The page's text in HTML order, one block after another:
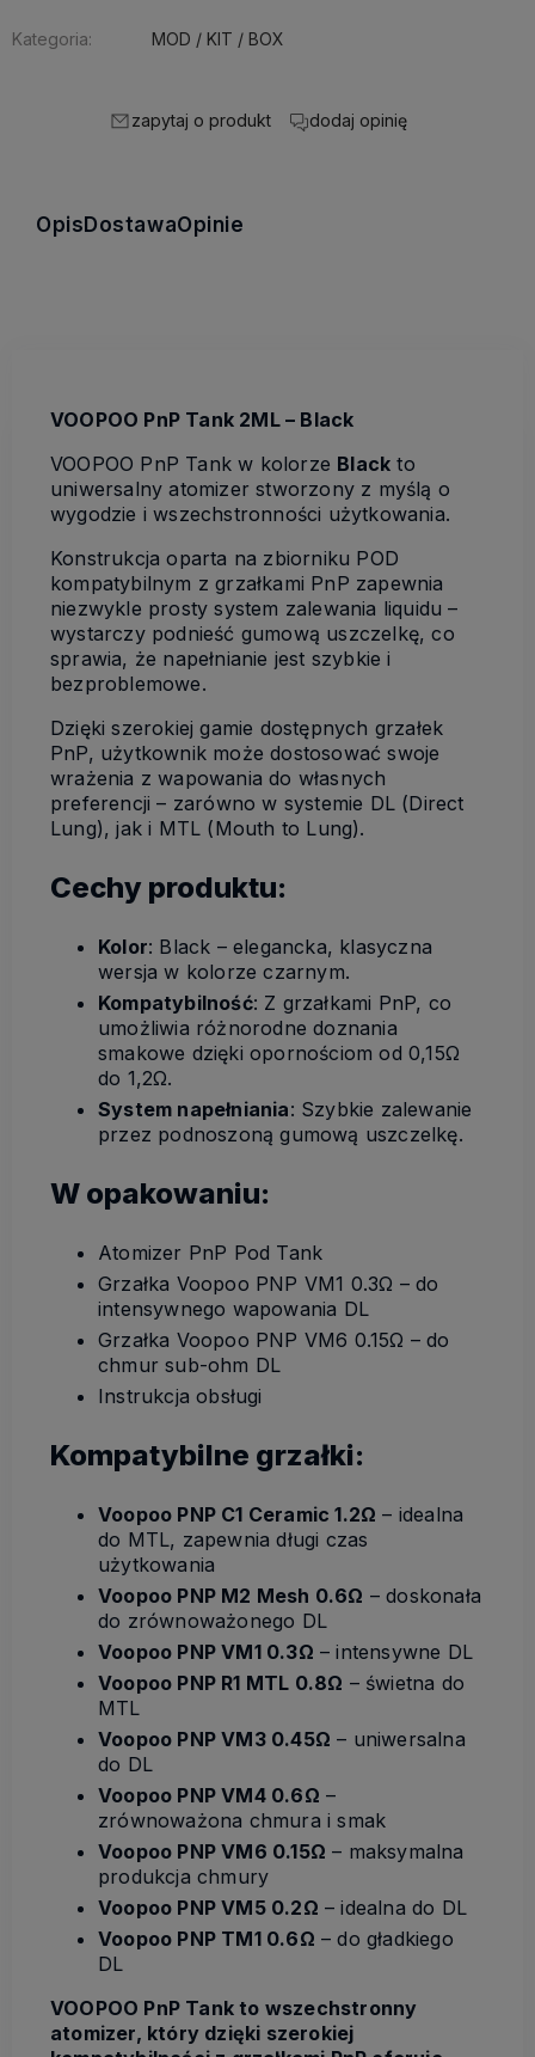
Kategoria: MOD / KIT / BOX
zapytaj o produkt dodaj opinię
Opis DostawaOpinie
VOOPOO PnP Tank 2ML – Black
VOOPOO PnP Tank w kolorze Black to
uniwersalny atomizer stworzony z myślą o
wygodzie i wszechstronności użytkowania.
Konstrukcja oparta na zbiorniku POD
kompatybilnym z grzałkami PnP zapewnia
niezwykle prosty system zalewania liquidu –
wystarczy podnieść gumową uszczelkę, co
sprawia, że napełnianie jest szybkie i
bezproblemowe.
Dzięki szerokiej gamie dostępnych grzałek
PnP, użytkownik może dostosować swoje
wrażenia z wapowania do własnych
preferencji – zarówno w systemie DL (Direct
Lung), jak i MTL (Mouth to Lung).
Cechy produktu:
Kolor: Black – elegancka, klasyczna
wersja w kolorze czarnym.
Kompatybilność: Z grzałkami PnP, co
umożliwia różnorodne doznania
smakowe dzięki opornościom od 0,15Ω
do 1,2Ω.
System napełniania: Szybkie zalewanie
przez podnoszoną gumową uszczelkę.
W opakowaniu:
Atomizer PnP Pod Tank
Grzałka Voopoo PNP VM1 0.3Ω – do
intensywnego wapowania DL
Grzałka Voopoo PNP VM6 0.15Ω – do
chmur sub-ohm DL
Instrukcja obsługi
Kompatybilne grzałki:
Voopoo PNP C1 Ceramic 1.2Ω – idealna
do MTL, zapewnia długi czas
użytkowania
Voopoo PNP M2 Mesh 0.6Ω – doskonała
do zrównoważonego DL
Voopoo PNP VM1 0.3Ω – intensywne DL
Voopoo PNP R1 MTL 0.8Ω – świetna do
MTL
Voopoo PNP VM3 0.45Ω – uniwersalna
do DL
Voopoo PNP VM4 0.6Ω –
zrównoważona chmura i smak
Voopoo PNP VM6 0.15Ω – maksymalna
produkcja chmury
Voopoo PNP VM5 0.2Ω – idealna do DL
Voopoo PNP TM1 0.6Ω – do gładkiego
DL
VOOPOO PnP Tank to wszechstronny
atomizer, który dzięki szerokiej